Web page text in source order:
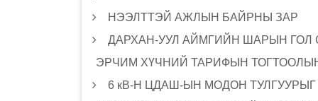
НЭЭЛТТЭЙ АЖЛЫН БАЙРНЫ ЗАР
ДАРХАН-УУЛ АЙМГИЙН ШАРЫН ГОЛ
ЭРЧИМ ХҮЧНИЙ ТАРИФЫН
6 кВ-Н ЦДАШ-ЫН МОДОН